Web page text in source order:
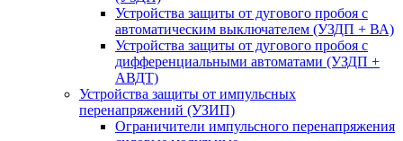
Устройства защиты от дугового пробоя с
автоматическим выключателем (УЗДП + ВА)
Устройства защиты от дугового пробоя с
дифференциальными автоматами (УЗДП +
АВДТ)
Устройства защиты от импульсных
перенапряжений (УЗИП)
Ограничители импульсного перенапряжения